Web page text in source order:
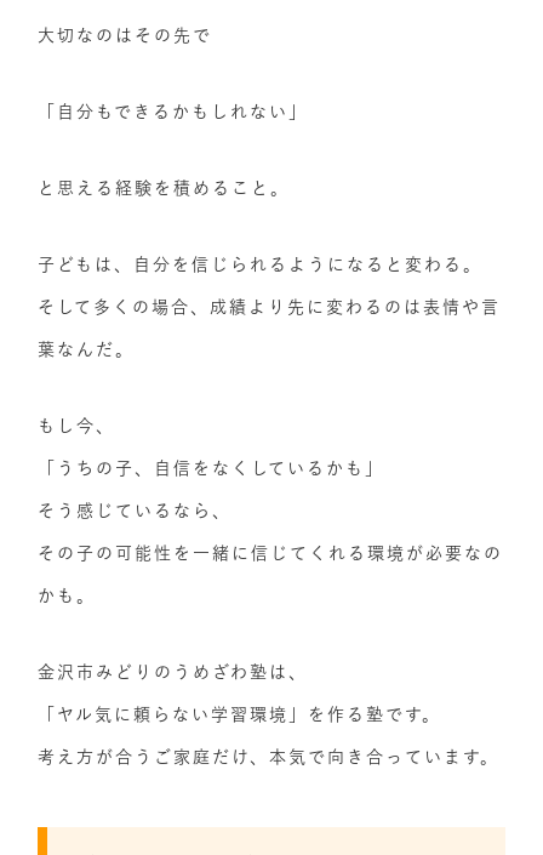
大切なのはその先で
「自分もできるかもしれない」
と思える経験を積めること。
子どもは、自分を信じられるようになると変わる。
そして多くの場合、成績より先に変わるのは表情や言
葉なんだ。
もし今、
「うちの子、自信をなくしているかも」
そう感じているなら、
その子の可能性を一緒に信じてくれる環境が必要なの
かも。
金沢市みどりのうめざわ塾は、
「ヤル気に頼らない学習環境」を作る塾です。
考え方が合うご家庭だけ、本気で向き合っています。